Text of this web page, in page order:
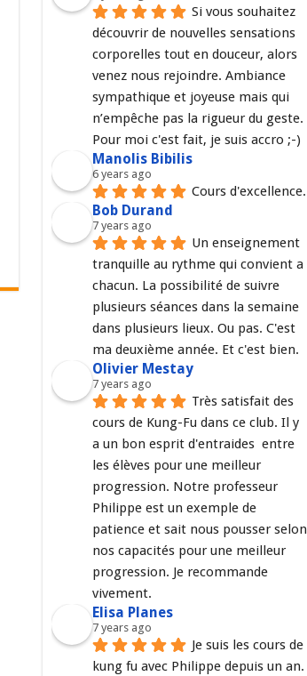
Si vous souhaitez
découvrir de nouvelles sensations
corporelles tout en douceur, alors
venez nous rejoindre. Ambiance
sympathique et joyeuse mais qui
n’empêche pas la rigueur du geste.
Pour moi c'est fait, je suis accro ;-)
Manolis Bibilis
6 years ago
Cours d'excellence.
Bob Durand
7 years ago
Un enseignement
tranquille au rythme qui convient a
chacun. La possibilité de suivre
plusieurs séances dans la semaine
dans plusieurs lieux. Ou pas. C'est
ma deuxième année. Et c'est bien.
Olivier Mestay
7 years ago
Très satisfait des
cours de Kung-Fu dans ce club. Il y
a un bon esprit d'entraides  entre
les élèves pour une meilleur
progression. Notre professeur
Philippe est un exemple de
patience et sait nous pousser selon
nos capacités pour une meilleur
progression. Je recommande
vivement.
Elisa Planes
7 years ago
Je suis les cours de
kung fu avec Philippe depuis un an.